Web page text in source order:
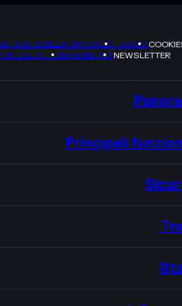
SULLA PRIVACYTERMS
DEL SITOBRAND KITNEWSLETTER
Principali